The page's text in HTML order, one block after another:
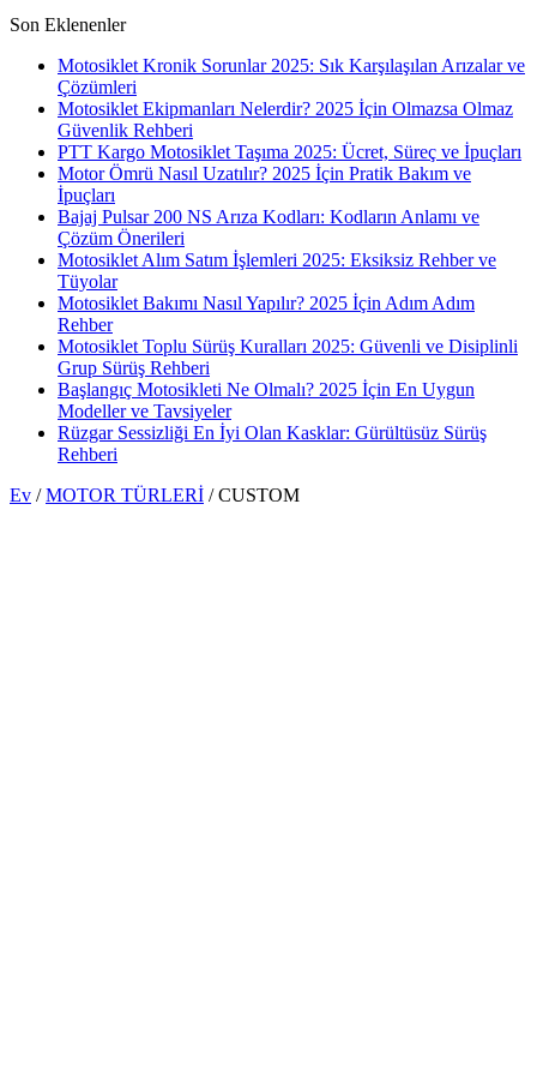
Son Eklenenler
Motosiklet Kronik Sorunlar 2025: Sık Karşılaşılan Arızalar ve
Çözümleri
Motosiklet Ekipmanları Nelerdir? 2025 İçin Olmazsa Olmaz
Güvenlik Rehberi
PTT Kargo Motosiklet Taşıma 2025: Ücret, Süreç ve İpuçları
Motor Ömrü Nasıl Uzatılır? 2025 İçin Pratik Bakım ve
İpuçları
Bajaj Pulsar 200 NS Arıza Kodları: Kodların Anlamı ve
Çözüm Önerileri
Motosiklet Alım Satım İşlemleri 2025: Eksiksiz Rehber ve
Tüyolar
Motosiklet Bakımı Nasıl Yapılır? 2025 İçin Adım Adım
Rehber
Motosiklet Toplu Sürüş Kuralları 2025: Güvenli ve Disiplinli
Grup Sürüş Rehberi
Başlangıç Motosikleti Ne Olmalı? 2025 İçin En Uygun
Modeller ve Tavsiyeler
Rüzgar Sessizliği En İyi Olan Kasklar: Gürültüsüz Sürüş
Rehberi
Ev / MOTOR TÜRLERİ / CUSTOM